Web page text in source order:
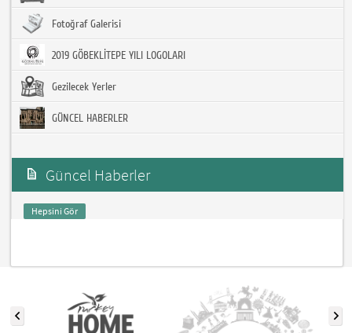
Fotoğraf Galerisi
2019 GÖBEKLİTEPE YILI LOGOLARI
Gezilecek Yerler
GÜNCEL HABERLER
Güncel Haberler
Hepsini Gör